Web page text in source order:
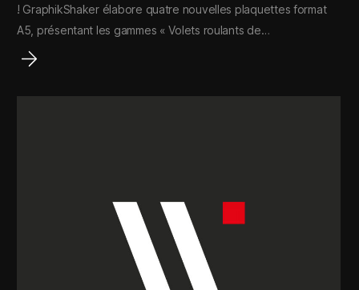
! GraphikShaker élabore quatre nouvelles plaquettes format
A5, présentant les gammes « Volets roulants de…